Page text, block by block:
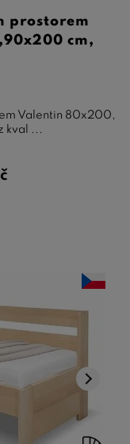
prostorem
cm,
Valentin 80x200,
kval ...